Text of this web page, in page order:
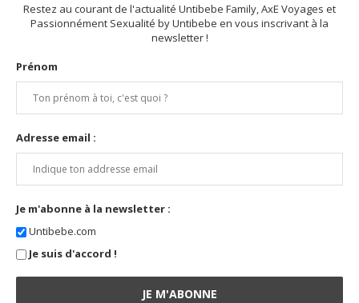
Restez au courant de l'actualité Untibebe Family, AxE Voyages et
Passionnément Sexualité by Untibebe en vous inscrivant à la
newsletter !
Prénom
Adresse email :
Je m'abonne à la newsletter :
Untibebe.com
Je suis d'accord !